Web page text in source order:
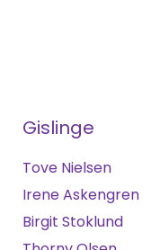
Gislinge
Tove Nielsen
Irene Askengren
Birgit Stoklund